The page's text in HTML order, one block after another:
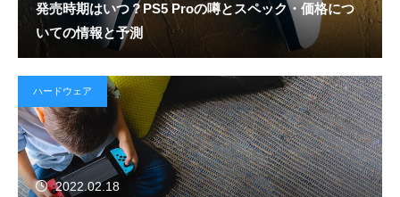
発売時期はいつ？PS5 Proの噂とスペック・価格につ
いての情報と予測
ハードウェア
2022.02.18